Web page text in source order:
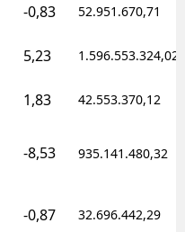
-0,83 52.951.670,71
5,23 1.596.553.324,02
1,83 42.553.370,12
-8,53 935.141.480,32
-0,87 32.696.442,29